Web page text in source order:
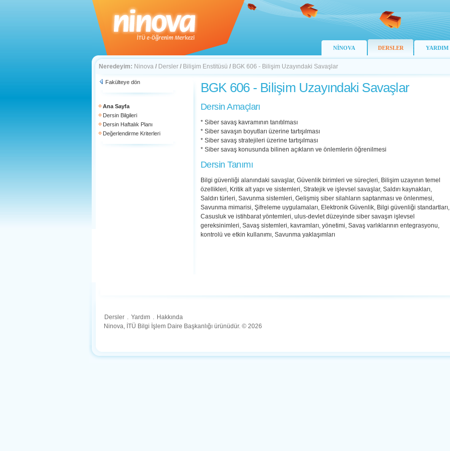
NİNOVA DERSLER YARDIM
Neredeyim: Ninova / Dersler / Bilişim Enstitüsü / BGK 606 - Bilişim Uzayındaki Savaşlar
Fakülteye dön
Ana Sayfa
Dersin Bilgileri
Dersin Haftalık Planı
Değerlendirme Kriterleri
BGK 606 - Bilişim Uzayındaki Savaşlar
Dersin Amaçları
* Siber savaş kavramının tanıtılması
* Siber savaşın boyutları üzerine tartışılması
* Siber savaş stratejileri üzerine tartışılması
* Siber savaş konusunda bilinen açıkların ve önlemlerin öğrenilmesi
Dersin Tanımı
Bilgi güvenliği alanındaki savaşlar, Güvenlik birimleri ve süreçleri, Bilişim uzayının temel
özellikleri, Kritik alt yapı ve sistemleri, Stratejik ve işlevsel savaşlar, Saldırı kaynakları,
Saldırı türleri, Savunma sistemleri, Gelişmiş siber silahların saptanması ve önlenmesi,
Savunma mimarisi, Şifreleme uygulamaları, Elektronik Güvenlik, Bilgi güvenliği standartları,
Casusluk ve istihbarat yöntemleri, ulus-devlet düzeyinde siber savaşın işlevsel
gereksinimleri, Savaş sistemleri, kavramları, yönetimi, Savaş varlıklarının entegrasyonu,
kontrolü ve etkin kullanımı, Savunma yaklaşımları
Dersler . Yardım . Hakkında
Ninova, İTÜ Bilgi İşlem Daire Başkanlığı ürünüdür. © 2026